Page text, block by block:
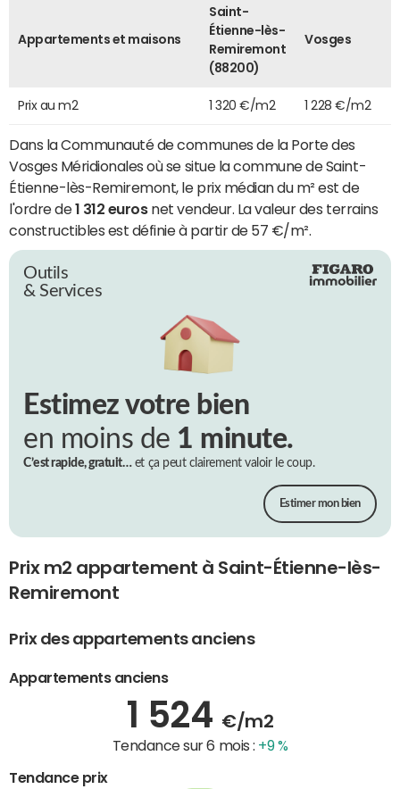
Appartements et maisons
Saint-
Étienne-lès-
Remiremont
(88200)
Vosges
Prix au m2 1 320 €/m2 1 228 €/m2
Dans la Communauté de communes de la Porte des
Vosges Méridionales où se situe la commune de Saint-
Étienne-lès-Remiremont, le prix médian du m² est de
l'ordre de1 312 eurosnet vendeur. La valeur des terrains
constructibles est définie à partir de 57 €/m².
Outils
& Services
Estimez votre bien
en moins de 1 minute.
C’est rapide, gratuit…et ça peut clairement valoir le coup.
Estimer mon bien
Prix m2 appartement à Saint-Étienne-lès-
Remiremont
Prix des appartements anciens
Appartements anciens
1 524 €/m2
Tendance sur 6 mois : +9 %
Tendance prix